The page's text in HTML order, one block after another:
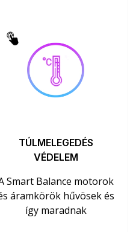
TÚLMELEGEDÉS
VÉDELEM
Smart Balance motorok
áramkörök hűvösek és
így maradnak